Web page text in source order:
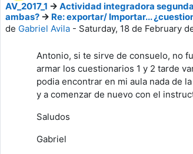
AV_2017_1 -> Actividad integradora
ambas? -> Re: exportar/ Importar...
de Gabriel Avila - Saturday, 18 de February
Antonio, si te sirve de consuelo, no
armar los cuestionarios 1 y 2 tarde
podia encontrar en mi aula nada de
y a comenzar de nuevo con el
Saludos
Gabriel